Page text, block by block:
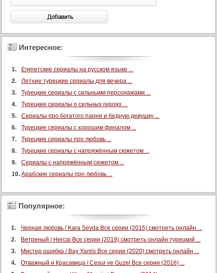
57 серия
61 серия
62 серия
63 серия
64 серия
67 серия
68 серия
69 серия
71 серия
73 серия
74 серия
76 серия
Интересное:
Египетские сериалы на русском языке ...
Летние турецкие сериалы для вечера ...
Турецкие сериалы с сильными персонажами ...
Турецкие сериалы о сильных героях ...
Сериалы про богатого парня и бедную девушку ...
Турецкие сериалы с хорошим финалом ...
Турецкие сериалы про любовь ...
Турецкие сериалы с напряжённым сюжетом ...
Сериалы с напряжённым сюжетом ...
Арабские сериалы про любовь ...
Популярное:
Черная любовь / Kara Sevda Все серии (2015) смотреть онлайн ...
Ветреный / Hercai Все серии (2019) смотреть онлайн турецкий ...
Мистер ошибка / Bay Yanlis Все серии (2020) смотреть онлайн ...
Отважный и Красавица / Cesur ve Guzel Все серии (2016) ...